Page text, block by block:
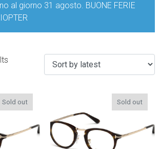
al giorno 31 agosto. BUONE FERIE
Sold out Sold out